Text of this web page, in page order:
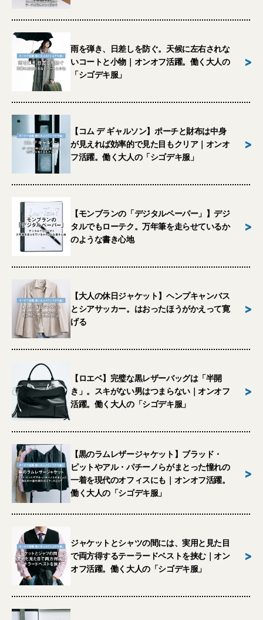
雨を弾き、日差しを防ぐ。天候に左右されな
いコートと小物｜オンオフ活躍。働く大人の
「シゴデキ服」
>
【コム デ ギャルソン】ポーチと財布は中身
が見えれば効率的で見た目もクリア｜オンオ
フ活躍。働く大人の「シゴデキ服」
>
【モンブランの「デジタルペーパー」】デジ
タルでもローテク。万年筆を走らせているか
のような書き心地
>
【大人の休日ジャケット】ヘンプキャンバス
とシアサッカー。はおったほうがかえって寛
げる
>
【ロエベ】完璧な黒レザーバッグは「半開
き」。スキがない男はつまらない｜オンオフ
活躍。働く大人の「シゴデキ服」
>
【黒のラムレザージャケット】ブラッド・
ピットやアル・パチーノらがまとった憧れの
一着を現代のオフィスにも｜オンオフ活躍。
働く大人の「シゴデキ服」
>
ジャケットとシャツの間には、実用と見た目
で両方得するテーラードベストを挟む｜オン
オフ活躍。働く大人の「シゴデキ服」
>